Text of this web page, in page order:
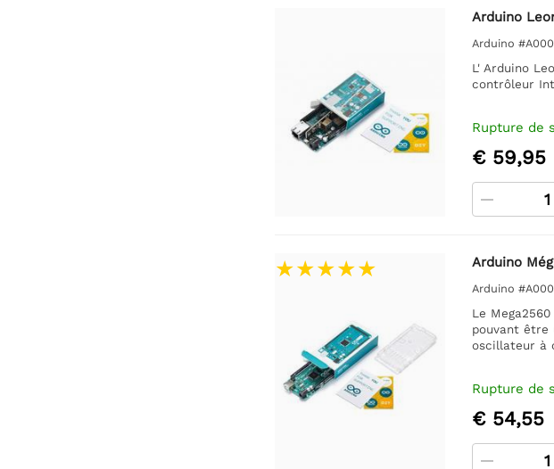
Arduino
Arduino
L' Arduino
contrôleur
Rupture de
€ 59,95
Arduino
Arduino
Le
pouvant être
oscillateur à
Rupture de
€ 54,55